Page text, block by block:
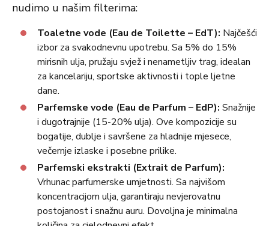
nudimo u našim filterima:
Toaletne vode (Eau de Toilette – EdT): Najčešći
izbor za svakodnevnu upotrebu. Sa 5% do 15%
mirisnih ulja, pružaju svjež i nenametljiv trag, idealan
za kancelariju, sportske aktivnosti i tople ljetne
dane.
Parfemske vode (Eau de Parfum – EdP): Snažnije
i dugotrajnije (15-20% ulja). Ove kompozicije su
bogatije, dublje i savršene za hladnije mjesece,
večernje izlaske i posebne prilike.
Parfemski ekstrakti (Extrait de Parfum):
Vrhunac parfumerske umjetnosti. Sa najvišom
koncentracijom ulja, garantiraju nevjerovatnu
postojanost i snažnu auru. Dovoljna je minimalna